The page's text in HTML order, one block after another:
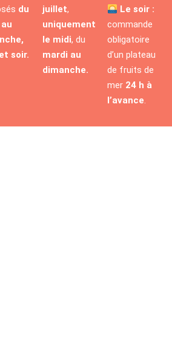
du
soir.
juillet,
uniquement
le midi, du
mardi au
dimanche.
Le soir :
commande
obligatoire
d’un plateau
de fruits de
mer 24 h à
l’avance.